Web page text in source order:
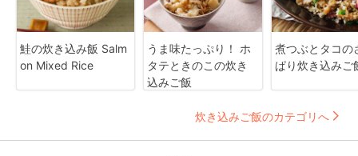
鮭の炊き込み飯 Salm
on Mixed Rice
うま味たっぷり！ ホ
タテときのこの炊き
込みご飯
煮つぶとタコの
ぱり炊き込みご
炊き込みご飯のカテゴリへ